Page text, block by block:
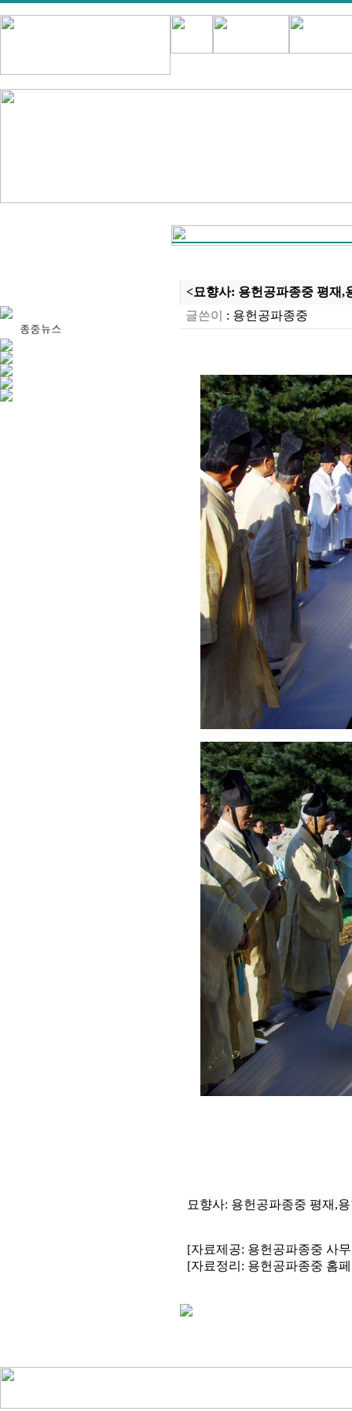
<묘향사: 용헌공파종중 평재,
글쓴이
: 용헌공파종중
묘향사: 용헌공파종중 평재,
[자료제공: 용헌공파종중 사
[자료정리: 용헌공파종중 홈